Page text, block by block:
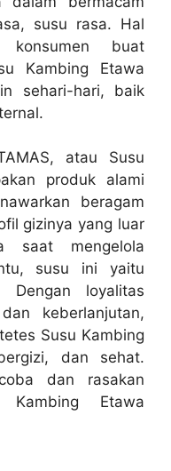
susu rasa. Hal
konsumen buat
Kambing Etawa
sehari-hari, baik
atau Susu
produk alami
beragam
gizinya yang luar
saat mengelola
susu ini yaitu
loyalitas
keberlanjutan,
Susu Kambing
dan sehat.
dan rasakan
Etawa